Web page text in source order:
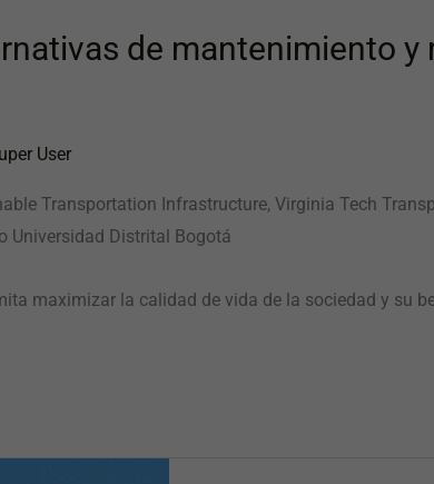
de mantenimiento
User
Transportation Infrastructure, Virginia Tech
Universidad Distrital Bogotá
maximizar la calidad de vida de la sociedad y su